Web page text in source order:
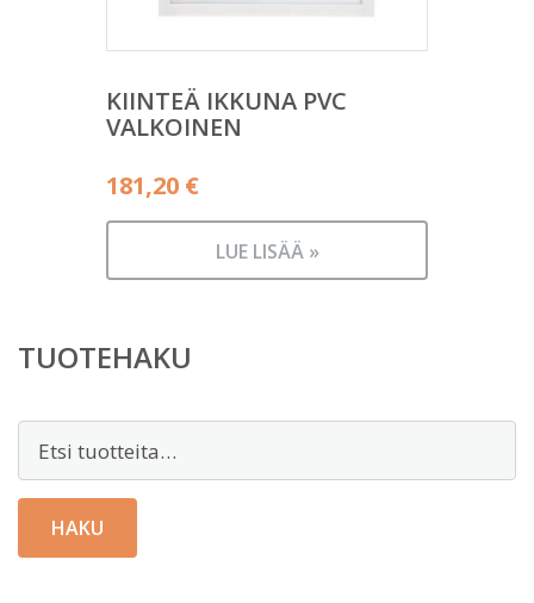
KIINTEÄ IKKUNA PVC
VALKOINEN
181,20 €
LUE LISÄÄ »
TUOTEHAKU
HAKU